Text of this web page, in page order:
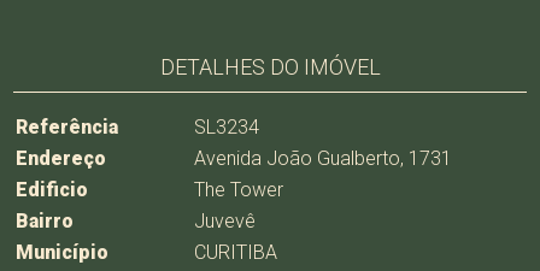
DETALHES DO IMÓVEL
Referência
SL3234
Endereço
Avenida João Gualberto, 1731
Edificio
The Tower
Bairro
Juvevê
Município
CURITIBA